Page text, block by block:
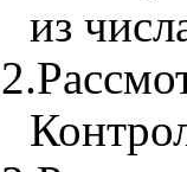
из
2.